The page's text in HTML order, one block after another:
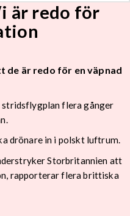
är redo för
är redo för en väpnad
stridsflygplan flera gånger
drönare in i polskt luftrum.
Storbritannien att
rapporterar flera brittiska